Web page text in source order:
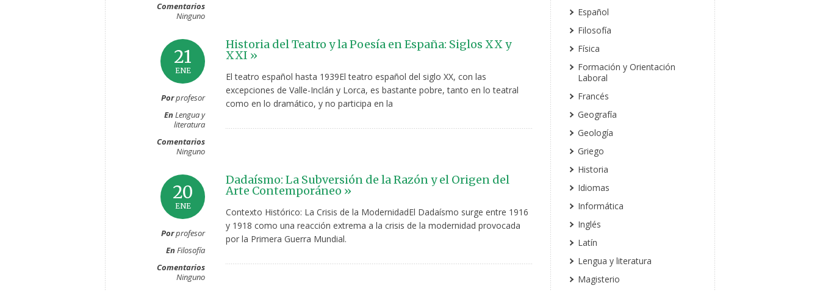
Comentarios
Ninguno
21
ENE
Porprofesor
EnLengua y
literatura
Comentarios
Ninguno
Historia del Teatro y la Poesía en España: Siglos XX y
XXI »
El teatro español hasta 1939El teatro español del siglo XX, con las
excepciones de Valle-Inclán y Lorca, es bastante pobre, tanto en lo teatral
como en lo dramático, y no participa en la
20
ENE
Porprofesor
EnFilosofía
Comentarios
Ninguno
Dadaísmo: La Subversión de la Razón y el Origen del
Arte Contemporáneo »
Contexto Histórico: La Crisis de la ModernidadEl Dadaísmo surge entre 1916
y 1918 como una reacción extrema a la crisis de la modernidad provocada
por la Primera Guerra Mundial.
Español
Filosofía
Física
Formación y Orientación
Laboral
Francés
Geografía
Geología
Griego
Historia
Idiomas
Informática
Inglés
Latín
Lengua y literatura
Magisterio